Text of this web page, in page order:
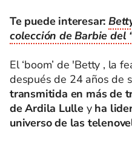
Te puede interesar:
colección de Barbie del
El ‘boom’ de 'Betty , la
después de 24 años de
transmitida en más de
de Ardila Lulle y ha
universo de las